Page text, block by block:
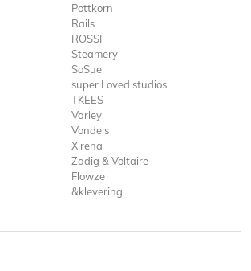
Pottkorn
Rails
ROSSI
Steamery
SoSue
super Loved studios
TKEES
Varley
Vondels
Xirena
Zadig & Voltaire
Flowze
&klevering